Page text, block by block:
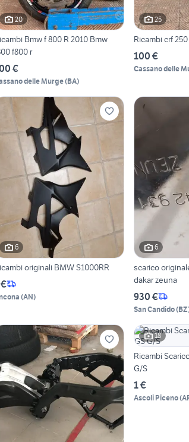
20
Bmw f 800 R 2010 Bmw
f800 r
€
delle Murge(BA)
25
Ricambi crf
100 €
Cassano delle
6
originali BMW S1000RR
(AN)
6
scarico
dakar zeuna
930 €
San Candido(BZ
18
Ricambi
G/S
1 €
Ascoli Piceno(